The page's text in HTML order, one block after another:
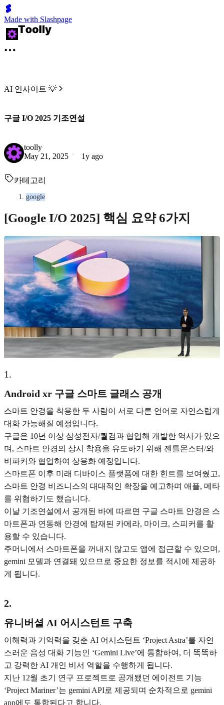
Made with Slashpage
AI 인사이트 💡
구글 I/O 2025 기조연설
toolly
May 21, 2025
1y ago
카테고리
google
[Google I/O 2025] 핵심 요약 6가지
1.
Android xr 구글 스마트 글래스 공개
스마트 안경을 착용한 두 사람이 서로 다른 언어로 자연스럽게
대화 가능해질 예정입니다.
구글은 10년 이상 삼성전자/퀄컴과 협업해 개발한 역사가 있으
며, 스마트 안경의 상시 착용을 유도하기 위해 젠틀몬스터/와
비파커와 협업하여 상용화 예정입니다.
스마트폰 이후 미래 디바이스 플랫폼에 대한 힌트를 보여줬고,
스마트 안경 비즈니스의 대대적인 확장을 예고하며 애플, 메타
를 위협하기도 했습니다.
이날 기조연설에서 공개된 바에 따르면 구글 스마트 안경은 스
마트폰과 연동해 안경에 탑재된 카메라, 마이크, 스피커를 활
용할 수 있습니다.
주머니에서 스마트폰을 꺼내지 않고도 앱에 접근할 수 있으며,
gemini 모델과 연결돼 있으므로 중요한 정보를 적시에 제공하
게 됩니다.
2.
유니버셜 AI 어시스턴트 구축
이해력과 기억력을 갖춘 AI 어시스턴트 ‘Project Astra’를 자연
스러운 음성 대화 기능인 ‘Gemini Live’에 통합하여, 더 똑똑하
고 강력한 AI 개인 비서 역할을 수행하게 됩니다.
지난 12월 초기 연구 프로젝트로 공개됐던 에이전트 기능
‘Project Mariner’는 gemini API로 제공되며 순차적으로 gemini
app에도 통합된다고 합니다.